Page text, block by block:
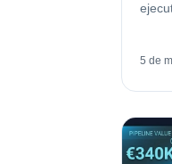
5 de